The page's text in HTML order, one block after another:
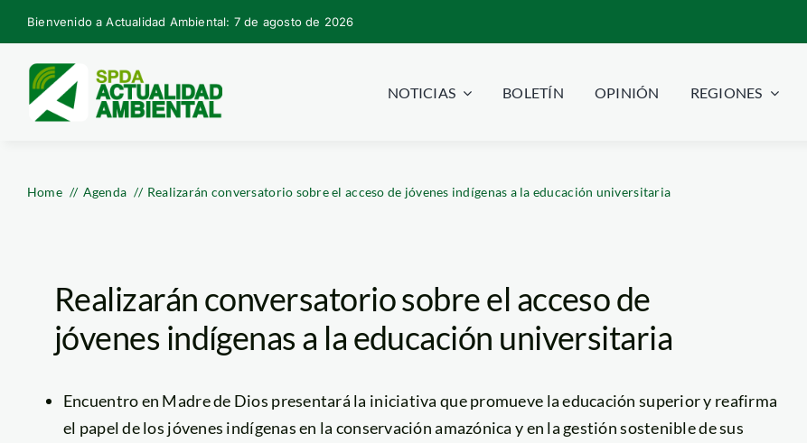
Skip
to
content
Bienvenido a Actualidad Ambiental: 7 de agosto de 2026
NOTICIAS BOLETÍN OPINIÓN REGIONES
Home Agenda Realizarán conversatorio sobre el acceso de jóvenes indígenas a la educación universitaria
Realizarán conversatorio sobre el acceso de
jóvenes indígenas a la educación universitaria
Encuentro en Madre de Dios presentará la iniciativa que promueve la educación superior y reafirma
el papel de los jóvenes indígenas en la conservación amazónica y en la gestión sostenible de sus